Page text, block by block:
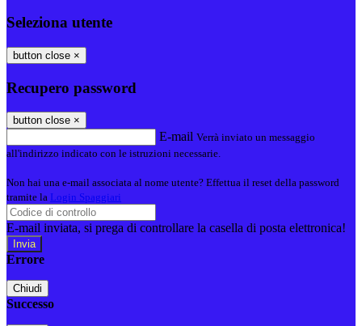
Seleziona utente
button close ×
Recupero password
button close ×
E-mail Verrà inviato un messaggio
all'indirizzo indicato con le istruzioni necessarie.
Non hai una e-mail associata al nome utente? Effettua il reset della password
tramite la Login Spaggiari
E-mail inviata, si prega di controllare la casella di posta elettronica!
Errore
Chiudi
Successo